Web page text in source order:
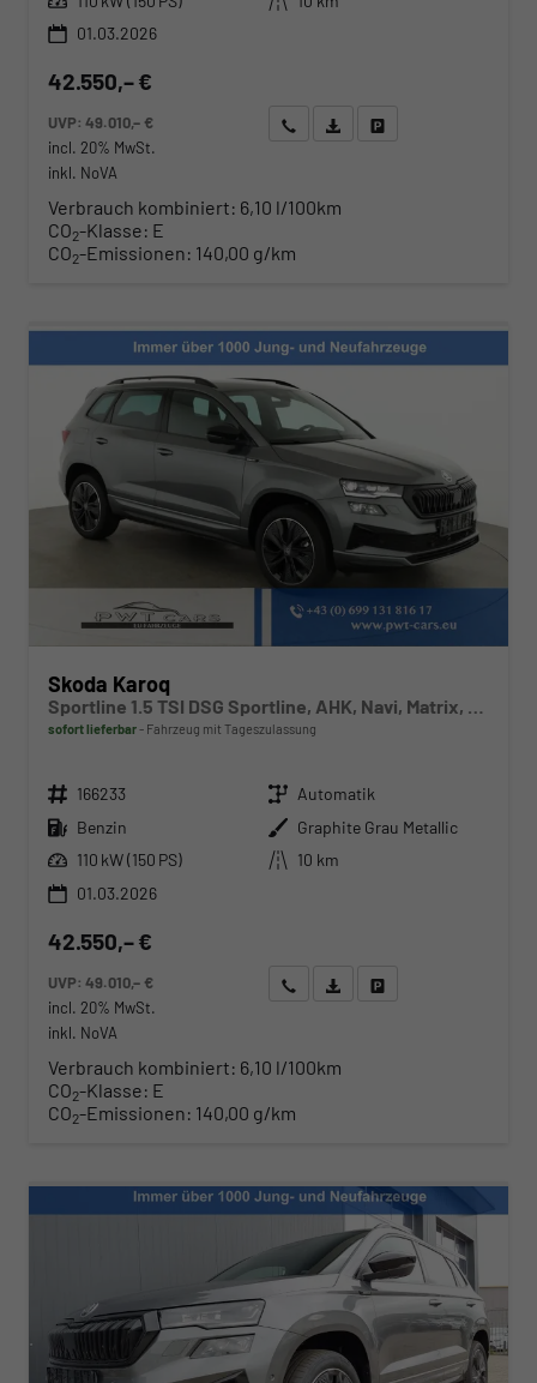
01.03.2026
42.550,– €
UVP:49.010,– €
incl. 20% MwSt.
inkl. NoVA
Wir rufen Sie anAngebot drucken (PDF)
Verbrauch kombiniert: 6,10 l/100km
CO2-Klasse: E
CO2-Emissionen: 140,00 g/km
Skoda Karoq
sofort lieferbar Fahrzeug mit Tageszulassung
Fahrzeugnr. 166233 Getriebe Automatik
Kraftstoff Benzin Außenfarbe Graphite Grau Metallic
Leistung 110 kW (150 PS) Kilometerstand
10 km
01.03.2026
42.550,– €
UVP:49.010,– €
incl. 20% MwSt.
inkl. NoVA
Wir rufen Sie anAngebot drucken (PDF)
Verbrauch kombiniert: 6,10 l/100km
CO2-Klasse: E
CO2-Emissionen: 140,00 g/km